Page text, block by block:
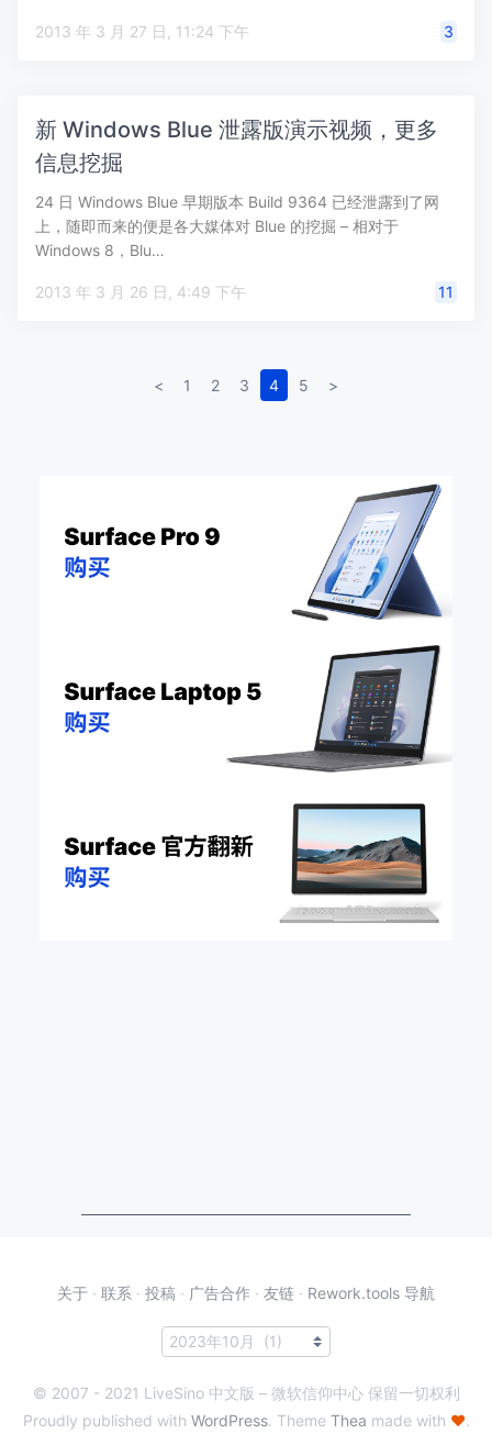
2013 年 3 月 27 日, 11:24 下午 3
新 Windows Blue 泄露版演示视频，更多
信息挖掘
24 日 Windows Blue 早期版本 Build 9364 已经泄露到了网
上，随即而来的便是各大媒体对 Blue 的挖掘 – 相对于
Windows 8，Blu…
2013 年 3 月 26 日, 4:49 下午 11
< 1 2 3 4 5 >
关于 · 联系 · 投稿 · 广告合作 · 友链 · Rework.tools 导航
© 2007 - 2021 LiveSino 中文版 – 微软信仰中心 保留一切权利
Proudly published with WordPress. Theme Thea made with ♥.